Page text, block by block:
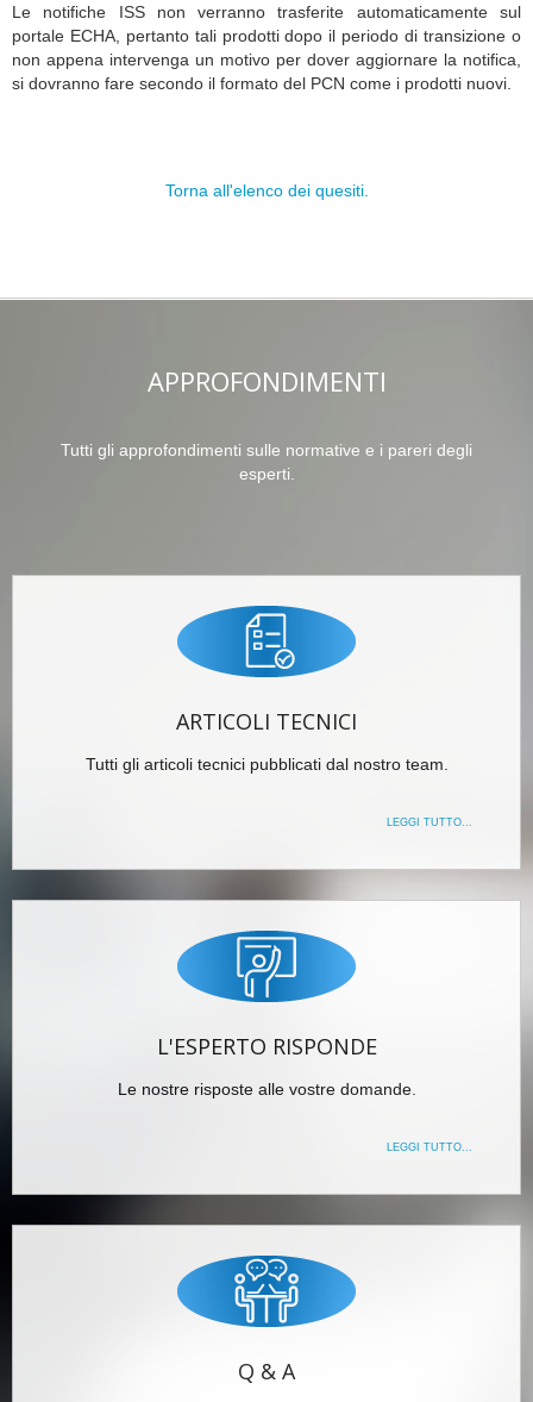
Le notifiche ISS non verranno trasferite automaticamente sul
portale ECHA, pertanto tali prodotti dopo il periodo di transizione o
non appena intervenga un motivo per dover aggiornare la notifica,
si dovranno fare secondo il formato del PCN come i prodotti nuovi.
Torna all'elenco dei quesiti.
APPROFONDIMENTI
Tutti gli approfondimenti sulle normative e i pareri degli
esperti.
ARTICOLI TECNICI
Tutti gli articoli tecnici pubblicati dal nostro team.
LEGGI TUTTO...
L'ESPERTO RISPONDE
Le nostre risposte alle vostre domande.
LEGGI TUTTO...
Q & A